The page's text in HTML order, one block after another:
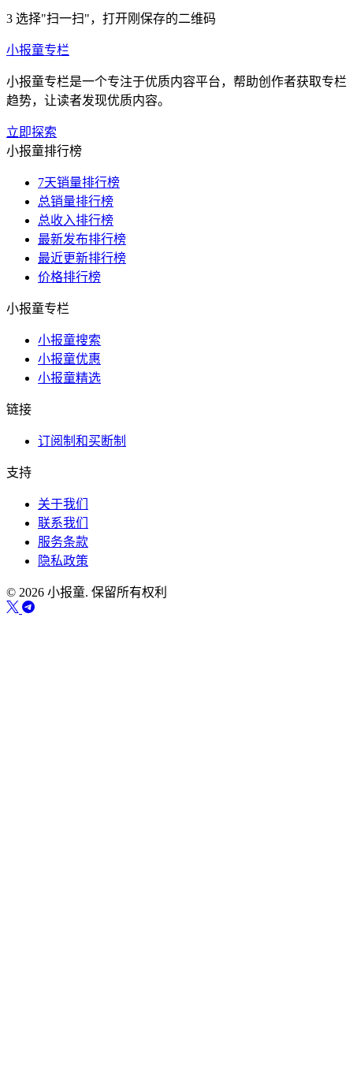
3 选择"扫一扫"，打开刚保存的二维码
小报童专栏
小报童专栏是一个专注于优质内容平台，帮助创作者获取专栏
趋势，让读者发现优质内容。
立即探索
小报童排行榜
7天销量排行榜
总销量排行榜
总收入排行榜
最新发布排行榜
最近更新排行榜
价格排行榜
小报童专栏
小报童搜索
小报童优惠
小报童精选
链接
订阅制和买断制
支持
关于我们
联系我们
服务条款
隐私政策
© 2026 小报童. 保留所有权利